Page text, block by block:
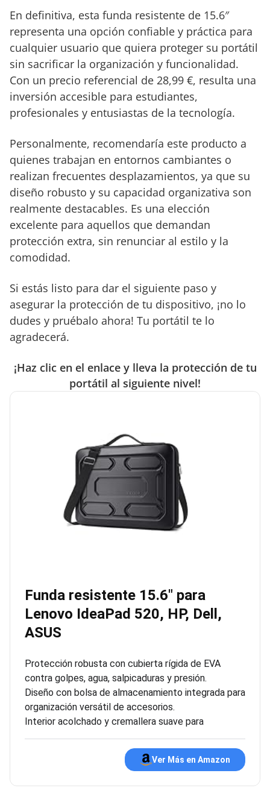
En definitiva, esta funda resistente de 15.6″
representa una opción confiable y práctica para
cualquier usuario que quiera proteger su portátil
sin sacrificar la organización y funcionalidad.
Con un precio referencial de 28,99 €, resulta una
inversión accesible para estudiantes,
profesionales y entusiastas de la tecnología.
Personalmente, recomendaría este producto a
quienes trabajan en entornos cambiantes o
realizan frecuentes desplazamientos, ya que su
diseño robusto y su capacidad organizativa son
realmente destacables. Es una elección
excelente para aquellos que demandan
protección extra, sin renunciar al estilo y la
comodidad.
Si estás listo para dar el siguiente paso y
asegurar la protección de tu dispositivo, ¡no lo
dudes y pruébalo ahora! Tu portátil te lo
agradecerá.
¡Haz clic en el enlace y lleva la protección de tu
portátil al siguiente nivel!
Funda resistente 15.6″ para
Lenovo IdeaPad 520, HP, Dell,
ASUS
Protección robusta con cubierta rígida de EVA
contra golpes, agua, salpicaduras y presión.
Diseño con bolsa de almacenamiento integrada para
organización versátil de accesorios.
Interior acolchado y cremallera suave para
Ver Más en Amazon